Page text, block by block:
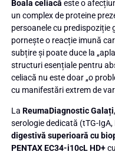
Boala celiacă este o
un complex de proteine
persoanele cu predispoziție
pornește o reacție imună
subțire și poate duce la
structuri esențiale pentru
celiacă nu este doar „o
cu manifestări extrem de
La ReumaDiagnostic Galați
serologie dedicată (tTG-IgA,
digestivă superioară cu
PENTAX EC34-i10cL HD+